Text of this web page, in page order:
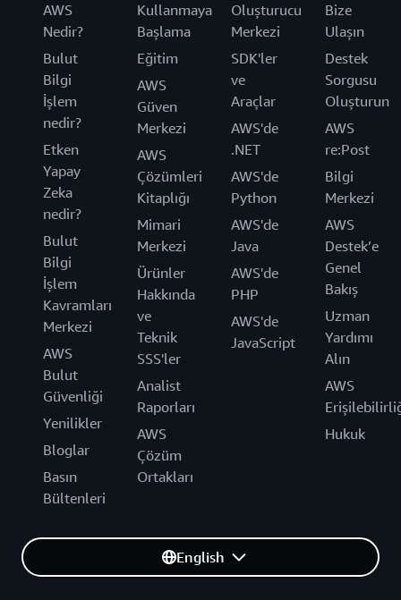
AWS
Nedir?
Bulut
Bilgi
İşlem
nedir?
Etken
Yapay
Zeka
nedir?
Bulut
Bilgi
İşlem
Kavramları
Merkezi
AWS
Bulut
Güvenliği
Yenilikler
Bloglar
Basın
Bültenleri
Kullanmaya
Başlama
Eğitim
AWS
Güven
Merkezi
AWS
Çözümleri
Kitaplığı
Mimari
Merkezi
Ürünler
Hakkında
ve
Teknik
SSS'ler
Analist
Raporları
AWS
Çözüm
Ortakları
Oluşturucu
Merkezi
SDK'ler
ve
Araçlar
AWS'de
.NET
AWS'de
Python
AWS'de
Java
AWS'de
PHP
AWS'de
JavaScript
Bize
Ulaşın
Destek
Sorgusu
Oluşturun
AWS
re:Post
Bilgi
Merkezi
AWS
Destek’e
Genel
Bakış
Uzman
Yardımı
Alın
AWS
Hukuk
English